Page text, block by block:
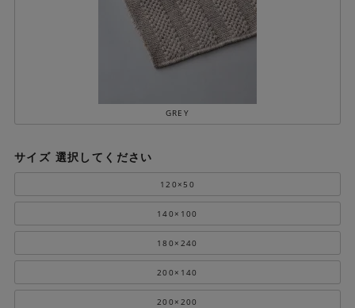
GREY
サイズ 選択してください
120×50
140×100
180×240
200×140
200×200